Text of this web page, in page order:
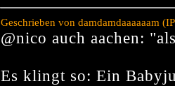
Geschrieben von damdamdaaaaaam
@nico auch aachen:
Es klingt so: Ein